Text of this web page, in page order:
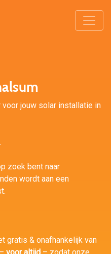
voor jouw solar installatie in
zoek bent naar
wordt aan een
gratis & onafhankelijk van